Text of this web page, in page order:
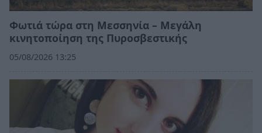
Φωτιά τώρα στη Μεσσηνία – Μεγάλη
κινητοποίηση της Πυροσβεστικής
05/08/2026 13:25